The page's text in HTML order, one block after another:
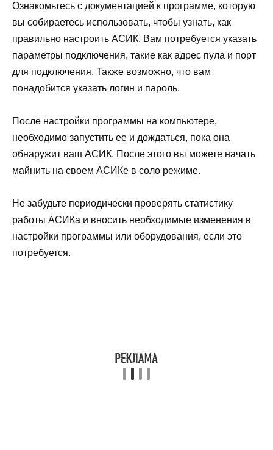
Ознакомьтесь с документацией к программе, которую
вы собираетесь использовать, чтобы узнать, как
правильно настроить АСИК. Вам потребуется указать
параметры подключения, такие как адрес пула и порт
для подключения. Также возможно, что вам
понадобится указать логин и пароль.
После настройки программы на компьютере,
необходимо запустить ее и дождаться, пока она
обнаружит ваш АСИК. После этого вы можете начать
майнить на своем АСИКе в соло режиме.
Не забудьте периодически проверять статистику
работы АСИКа и вносить необходимые изменения в
настройки программы или оборудования, если это
потребуется.